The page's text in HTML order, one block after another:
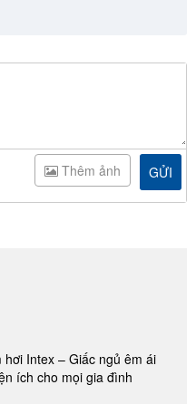
GỬI
Thêm ảnh
hơi Intex – Giấc ngủ êm ái
ích cho mọi gia đình